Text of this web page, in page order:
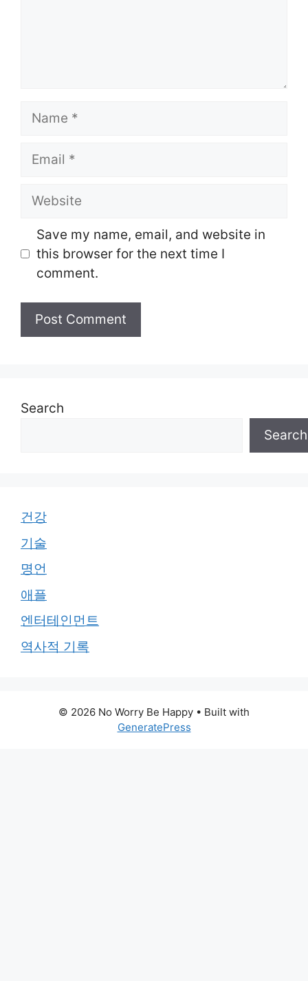
Name
Email
Website
Save my name, email, and website in
this browser for the next time I
comment.
Search
Search
건강
기술
명언
애플
엔터테인먼트
역사적 기록
© 2026 No Worry Be Happy • Built with
GeneratePress